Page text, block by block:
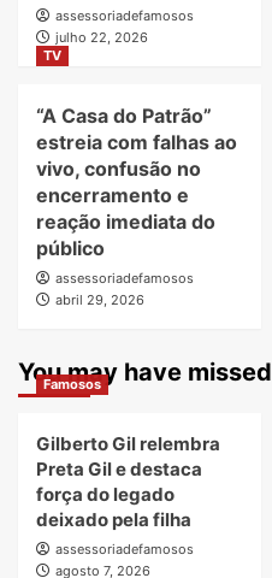
assessoriadefamosos
julho 22, 2026
TV
“A Casa do Patrão”
estreia com falhas ao
vivo, confusão no
encerramento e
reação imediata do
público
assessoriadefamosos
abril 29, 2026
You may have missed
Famosos
Gilberto Gil relembra
Preta Gil e destaca
força do legado
deixado pela filha
assessoriadefamosos
agosto 7, 2026